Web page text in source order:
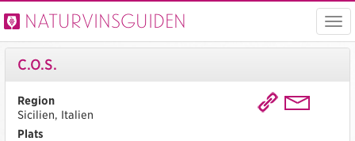
Visa
Naturvinsguiden
C.O.S.
Region
Sicilien, Italien
Plats